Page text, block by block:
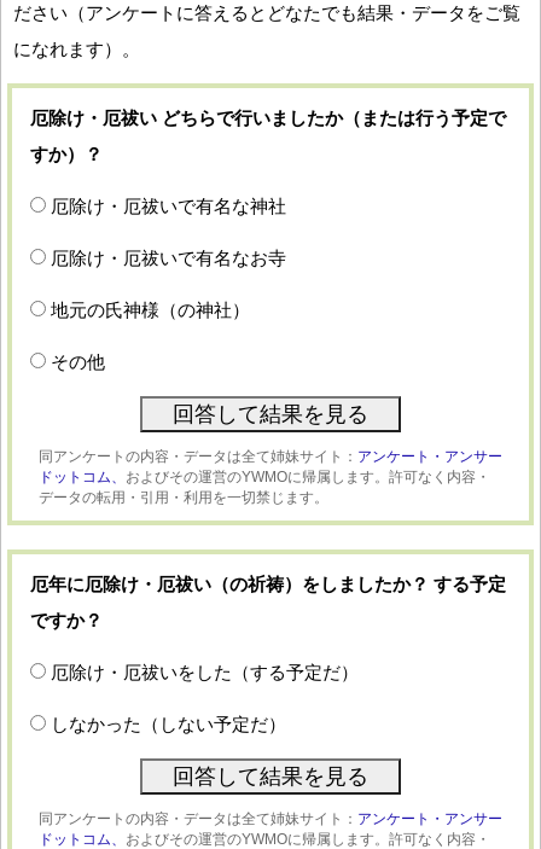
ださい（アンケートに答えるとどなたでも結果・データをご覧
になれます）。
厄除け・厄祓い どちらで行いましたか（または行う予定で
すか）？
厄除け・厄祓いで有名な神社
厄除け・厄祓いで有名なお寺
地元の氏神様（の神社）
その他
同アンケートの内容・データは全て姉妹サイト： アンケート・アンサー
ドットコム、 およびその運営のYWMOに帰属します。許可なく内容・
データの転用・引用・利用を一切禁じます。
厄年に厄除け・厄祓い（の祈祷）をしましたか？ する予定
ですか？
厄除け・厄祓いをした（する予定だ）
しなかった（しない予定だ）
同アンケートの内容・データは全て姉妹サイト： アンケート・アンサー
ドットコム、 およびその運営のYWMOに帰属します。許可なく内容・